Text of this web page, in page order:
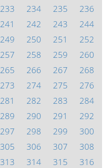
233 234 235
236
241 242 243
244
249 250 251
252
257 258 259
260
265 266 267
268
273 274 275
276
281 282 283
284
289 290 291
292
297 298 299
300
305 306 307
308
313 314 315
316